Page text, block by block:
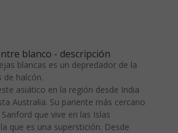
blanco - descripción
blancas es un depredador de la
de halcón.
asiático en la región desde India
Australia. Su pariente más cercano
que vive en las Islas
que es una superstición. Desde